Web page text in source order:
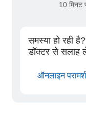
10 मिनट
समस्या हो रही
डॉक्टर से सलाह
ऑनलाइन